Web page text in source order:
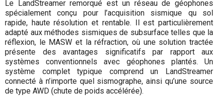
Le LandStreamer remorqué est un réseau de géophones
spécialement conçu pour l’acquisition sismique qu sol
rapide, haute résolution et rentable. Il est particulièrement
adapté aux méthodes sismiques de subsurface telles que la
réflexion, le MASW et la réfraction, où une solution tractée
présente des avantages significatifs par rapport aux
systèmes conventionnels avec géophones plantés. Un
système complet typique comprend un LandStreamer
connecté à n’importe quel sismographe, ainsi qu’une source
de type AWD (chute de poids accélérée).